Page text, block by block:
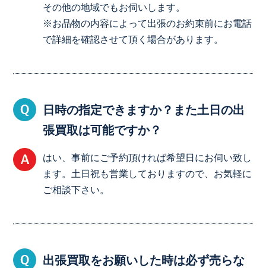
その他の地域でもお伺いします。
※お品物の内容によって出張のお約束前にお電話
で詳細を確認させて頂く場合があります。
日時の指定できますか？また土日の出
張買取は可能ですか？
はい、事前にご予約頂ければ希望日にお伺い致し
ます。土日祝も営業しておりますので、お気軽に
ご相談下さい。
出張買取をお願いした時は必ず売らな